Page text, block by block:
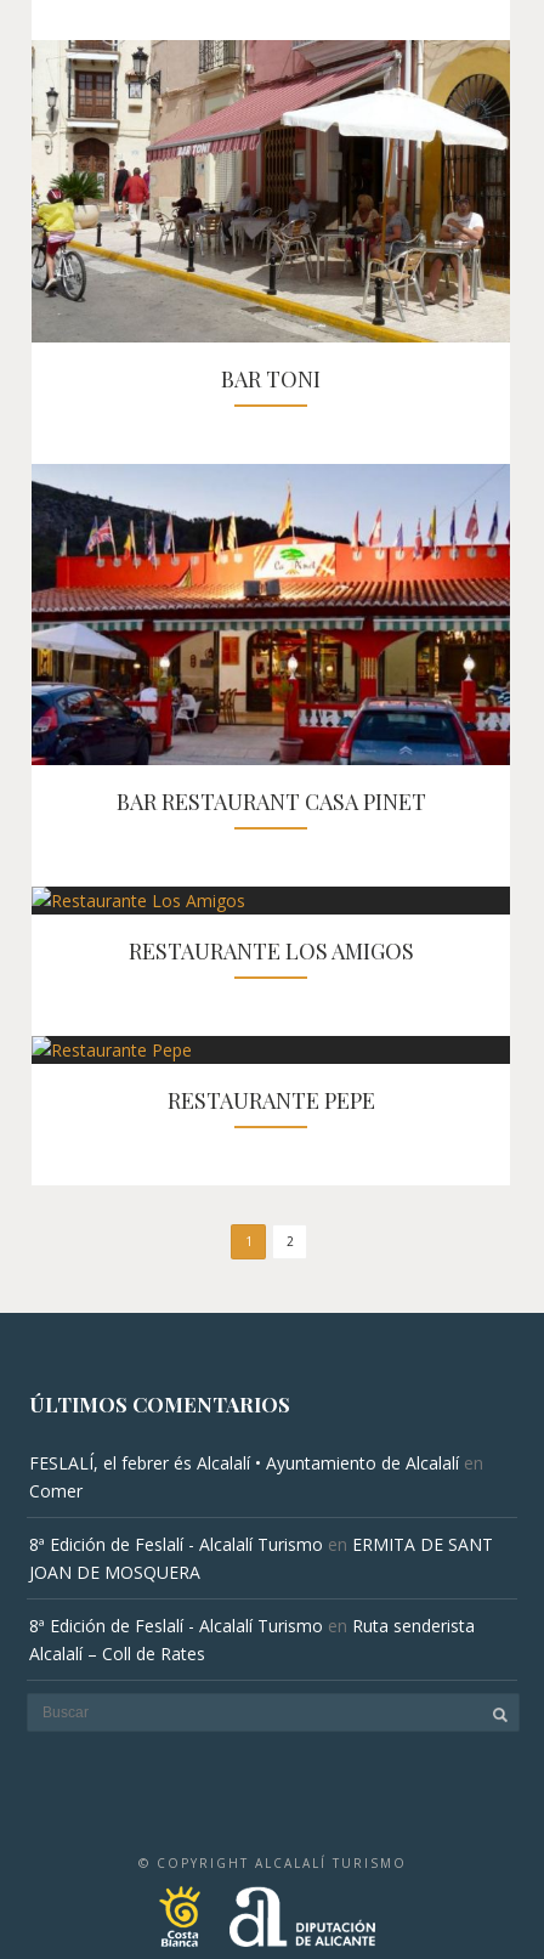
BAR TONI
BAR RESTAURANT CASA PINET
RESTAURANTE LOS AMIGOS
RESTAURANTE PEPE
1 2
ÚLTIMOS COMENTARIOS
FESLALÍ, el febrer és Alcalalí • Ayuntamiento de Alcalalíen
Comer
8ª Edición de Feslalí - Alcalalí Turismo en ERMITA DE SANT
JOAN DE MOSQUERA
8ª Edición de Feslalí - Alcalalí Turismo en Ruta senderista
Alcalalí – Coll de Rates
© COPYRIGHT ALCALALÍ TURISMO